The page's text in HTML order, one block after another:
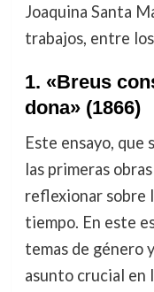
Joaquina Santa
trabajos, entre
1. «Breus
dona» (1866)
Este ensayo, que
las primeras
reflexionar sobre
tiempo. En este
temas de género
asunto crucial en